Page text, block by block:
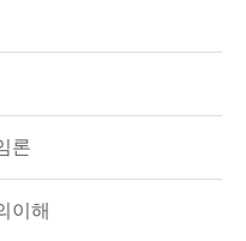
론
이해